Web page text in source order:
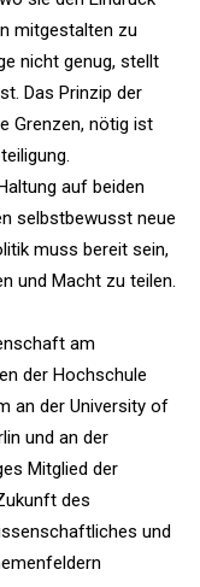
mitgestalten zu
nicht genug, stellt
Das Prinzip der
Grenzen, nötig ist
auf beiden
selbstbewusst neue
muss bereit sein,
und Macht zu teilen.
am
der Hochschule
an der University of
und an der
Mitglied der
des
und